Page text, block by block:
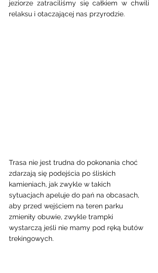
jeziorze zatraciliśmy się całkiem w chwili
relaksu i otaczającej nas przyrodzie.
Trasa nie jest trudna do pokonania choć
zdarzają się podejścia po śliskich
kamieniach, jak zwykle w takich
sytuacjach apeluje do pań na obcasach,
aby przed wejściem na teren parku
zmieniły obuwie, zwykle trampki
wystarczą jeśli nie mamy pod ręką butów
trekingowych.